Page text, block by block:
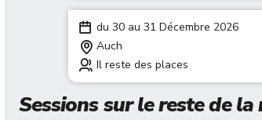
du 30 au 31 Décembre 2026
Auch
Il reste des places
Sessions sur le reste de